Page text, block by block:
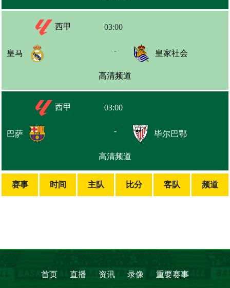
西甲 03:00
皇马 - 皇家社会
高清频道
西甲 03:00
巴萨 - 毕尔巴鄂
高清频道
赛事 时间 主队 比分 客队 频道
首页 直播 资讯 录像 重要赛事